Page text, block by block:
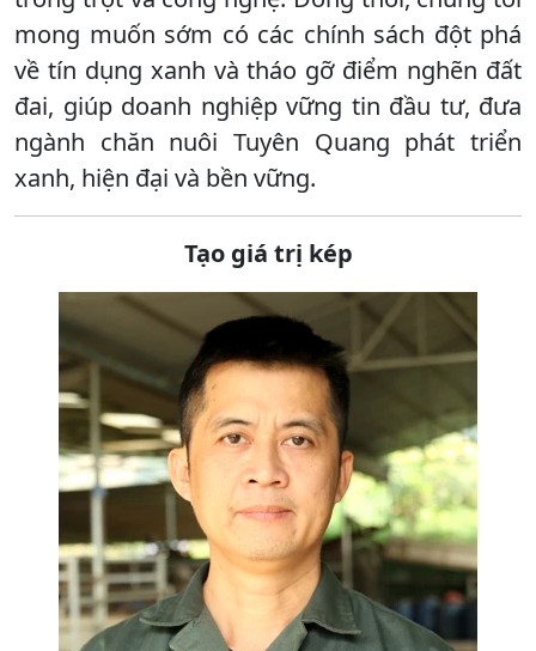
mong muốn sớm có các chính sách đột phá
về tín dụng xanh và tháo gỡ điểm nghẽn đất
đai, giúp doanh nghiệp vững tin đầu tư, đưa
ngành chăn nuôi Tuyên Quang phát triển
xanh, hiện đại và bền vững.
Tạo giá trị kép